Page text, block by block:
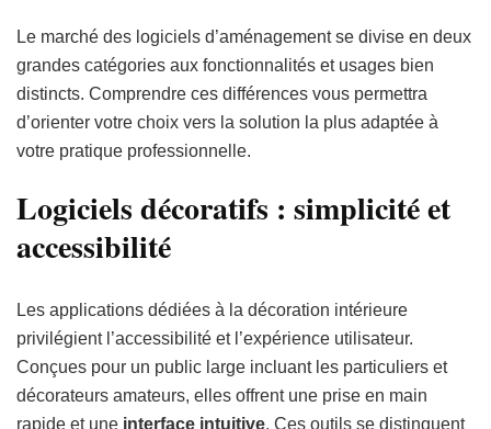
Le marché des logiciels d’aménagement se divise en deux
grandes catégories aux fonctionnalités et usages bien
distincts. Comprendre ces différences vous permettra
d’orienter votre choix vers la solution la plus adaptée à
votre pratique professionnelle.
Logiciels décoratifs : simplicité et
accessibilité
Les applications dédiées à la décoration intérieure
privilégient l’accessibilité et l’expérience utilisateur.
Conçues pour un public large incluant les particuliers et
décorateurs amateurs, elles offrent une prise en main
rapide et une interface intuitive. Ces outils se distinguent